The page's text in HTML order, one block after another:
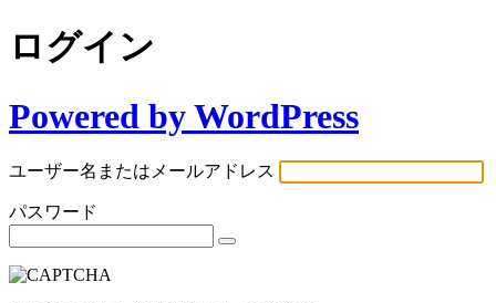
ログイン
Powered by WordPress
ユーザー名またはメールアドレス
パスワード